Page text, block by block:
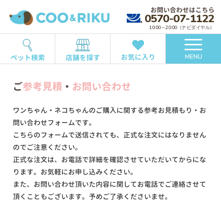
お問い合わせはこちら
0570-07-1122
10:00～20:00（ナビダイヤル）
ペット検索 店舗を探す お気に入り MENU
ご参考見積 ・ お問い合わせ
ワンちゃん・ネコちゃんのご購入に関する参考お見積もり・お
問い合わせフォームです。
こちらのフォームで送信されても、正式な注文にはなりません
のでご注意ください。
正式な注文は、お電話で詳細を確認させていただいてからにな
ります。お気軽にお申し込みください。
また、お問い合わせ頂いた内容に関してお電話でご連絡させて
頂くこともございます。予めご了承くださいませ。